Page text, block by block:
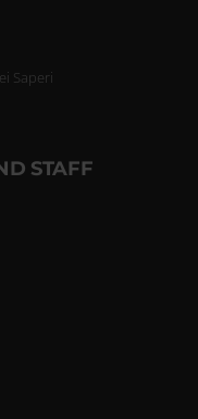
Saperi
STAFF